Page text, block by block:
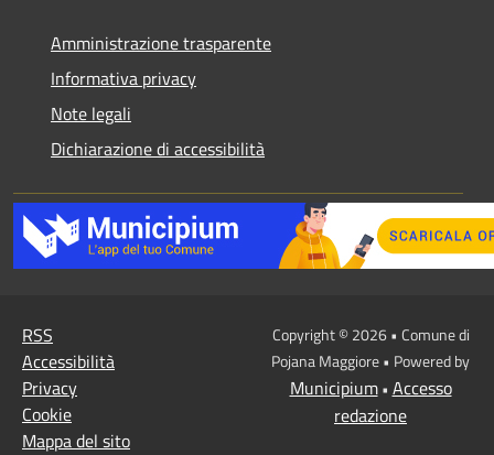
Amministrazione trasparente
Informativa privacy
Note legali
Dichiarazione di accessibilità
RSS
Accessibilità
Privacy
Cookie
Mappa del sito
Copyright © 2026 • Comune di
Pojana Maggiore • Powered by
Municipium• Accesso
redazione